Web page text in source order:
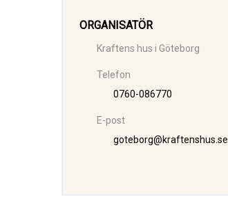
ORGANISATÖR
Kraftens hus i Göteborg
Telefon
0760-086770
E-post
goteborg@kraftenshus.se